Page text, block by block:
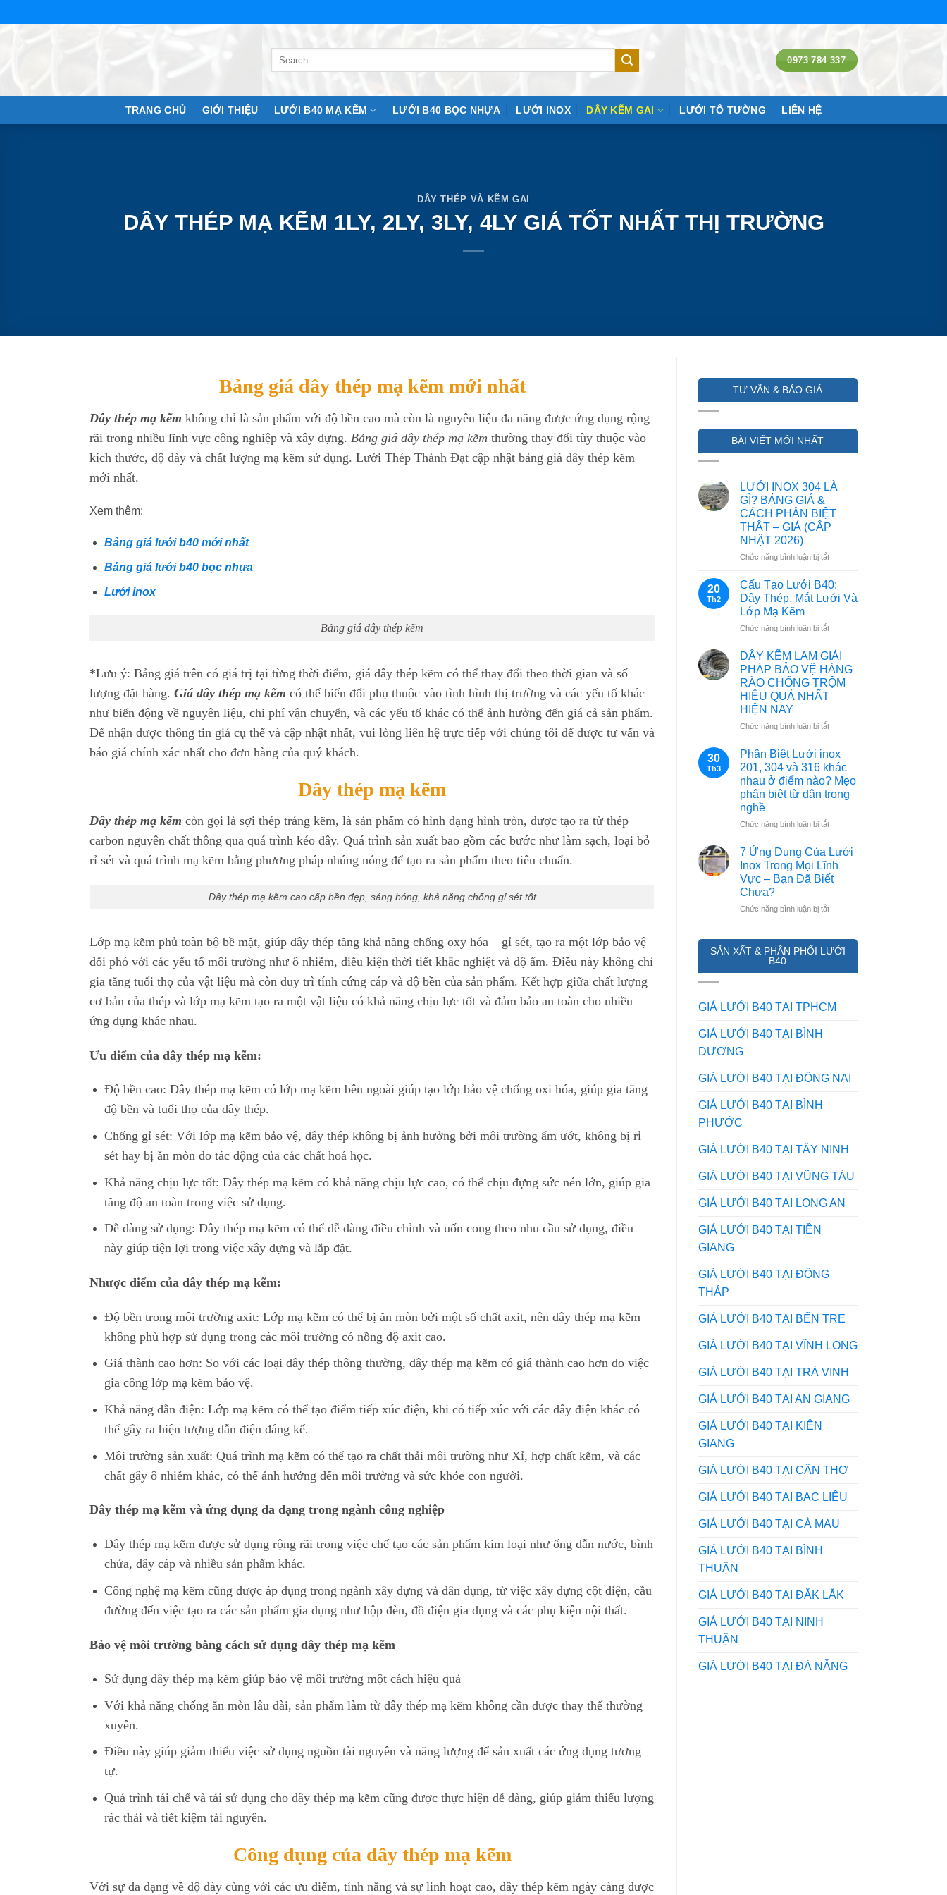
to
0973 784 337
TRANG CHỦ GIỚI THIỆU LƯỚI B40 MẠ KẼM LƯỚI B40 BỌC NHỰA LƯỚI INOX DÂY KẼM GAI LƯỚI TÔ TƯỜNG LIÊN HỆ
DÂY THÉP VÀ KẼM GAI
DÂY THÉP MẠ KẼM 1LY, 2LY, 3LY, 4LY GIÁ TỐT NHẤT THỊ TRƯỜNG
Bảng giá dây thép mạ kẽm mới nhất
Dây thép mạ kẽm không chỉ là sản phẩm với độ bền cao mà còn là nguyên liệu đa năng được ứng dụng rộng
rãi trong nhiều lĩnh vực công nghiệp và xây dựng. Bảng giá dây thép mạ kẽm thường thay đổi tùy thuộc vào
kích thước, độ dày và chất lượng mạ kẽm sử dụng. Lưới Thép Thành Đạt cập nhật bảng giá dây thép kẽm
mới nhất.
Xem thêm:
Bảng giá lưới b40 mới nhất
Bảng giá lưới b40 bọc nhựa
Lưới inox
Bảng giá dây thép kẽm
*Lưu ý: Bảng giá trên có giá trị tại từng thời điểm, giá dây thép kẽm có thể thay đổi theo thời gian và số
lượng đặt hàng. Giá dây thép mạ kẽm có thể biến đổi phụ thuộc vào tình hình thị trường và các yếu tố khác
như biến động về nguyên liệu, chi phí vận chuyển, và các yếu tố khác có thể ảnh hưởng đến giá cả sản phẩm.
Để nhận được thông tin giá cụ thể và cập nhật nhất, vui lòng liên hệ trực tiếp với chúng tôi để được tư vấn và
báo giá chính xác nhất cho đơn hàng của quý khách.
Dây thép mạ kẽm
Dây thép mạ kẽm còn gọi là sợi thép tráng kẽm, là sản phẩm có hình dạng hình tròn, được tạo ra từ thép
carbon nguyên chất thông qua quá trình kéo dây. Quá trình sản xuất bao gồm các bước như làm sạch, loại bỏ
rỉ sét và quá trình mạ kẽm bằng phương pháp nhúng nóng để tạo ra sản phẩm theo tiêu chuẩn.
Dây thép mạ kẽm cao cấp bền đẹp, sáng bóng, khả năng chống gỉ sét tốt
Lớp mạ kẽm phủ toàn bộ bề mặt, giúp dây thép tăng khả năng chống oxy hóa – gỉ sét, tạo ra một lớp bảo vệ
đối phó với các yếu tố môi trường như ô nhiễm, điều kiện thời tiết khắc nghiệt và độ ẩm. Điều này không chỉ
gia tăng tuổi thọ của vật liệu mà còn duy trì tính cứng cáp và độ bền của sản phẩm. Kết hợp giữa chất lượng
cơ bản của thép và lớp mạ kẽm tạo ra một vật liệu có khả năng chịu lực tốt và đảm bảo an toàn cho nhiều
ứng dụng khác nhau.
Ưu điểm của dây thép mạ kẽm:
Độ bền cao: Dây thép mạ kẽm có lớp mạ kẽm bên ngoài giúp tạo lớp bảo vệ chống oxi hóa, giúp gia tăng
độ bền và tuổi thọ của dây thép.
Chống gỉ sét: Với lớp mạ kẽm bảo vệ, dây thép không bị ảnh hưởng bởi môi trường ẩm ướt, không bị rỉ
sét hay bị ăn mòn do tác động của các chất hoá học.
Khả năng chịu lực tốt: Dây thép mạ kẽm có khả năng chịu lực cao, có thể chịu đựng sức nén lớn, giúp gia
tăng độ an toàn trong việc sử dụng.
Dễ dàng sử dụng: Dây thép mạ kẽm có thể dễ dàng điều chỉnh và uốn cong theo nhu cầu sử dụng, điều
này giúp tiện lợi trong việc xây dựng và lắp đặt.
Nhược điểm của dây thép mạ kẽm:
Độ bền trong môi trường axit: Lớp mạ kẽm có thể bị ăn mòn bởi một số chất axit, nên dây thép mạ kẽm
không phù hợp sử dụng trong các môi trường có nồng độ axit cao.
Giá thành cao hơn: So với các loại dây thép thông thường, dây thép mạ kẽm có giá thành cao hơn do việc
gia công lớp mạ kẽm bảo vệ.
Khả năng dẫn điện: Lớp mạ kẽm có thể tạo điểm tiếp xúc điện, khi có tiếp xúc với các dây điện khác có
thể gây ra hiện tượng dẫn điện đáng kể.
Môi trường sản xuất: Quá trình mạ kẽm có thể tạo ra chất thải môi trường như Xỉ, hợp chất kẽm, và các
chất gây ô nhiễm khác, có thể ảnh hưởng đến môi trường và sức khỏe con người.
Dây thép mạ kẽm và ứng dụng đa dạng trong ngành công nghiệp
Dây thép mạ kẽm được sử dụng rộng rãi trong việc chế tạo các sản phẩm kim loại như ống dẫn nước, bình
chứa, dây cáp và nhiều sản phẩm khác.
Công nghệ mạ kẽm cũng được áp dụng trong ngành xây dựng và dân dụng, từ việc xây dựng cột điện, cầu
đường đến việc tạo ra các sản phẩm gia dụng như hộp đèn, đồ điện gia dụng và các phụ kiện nội thất.
Bảo vệ môi trường bằng cách sử dụng dây thép mạ kẽm
Sử dụng dây thép mạ kẽm giúp bảo vệ môi trường một cách hiệu quả
Với khả năng chống ăn mòn lâu dài, sản phẩm làm từ dây thép mạ kẽm không cần được thay thế thường
xuyên.
Điều này giúp giảm thiểu việc sử dụng nguồn tài nguyên và năng lượng để sản xuất các ứng dụng tương
tự.
Quá trình tái chế và tái sử dụng cho dây thép mạ kẽm cũng được thực hiện dễ dàng, giúp giảm thiểu lượng
rác thải và tiết kiệm tài nguyên.
Công dụng của dây thép mạ kẽm
Với sự đa dạng về độ dày cùng với các ưu điểm, tính năng và sự linh hoạt cao, dây thép kẽm ngày càng được
TƯ VẪN & BÁO GIÁ
BÀI VIẾT MỚI NHẤT
LƯỚI INOX 304 LÀ
GÌ? BẢNG GIÁ &
CÁCH PHÂN BIỆT
THẬT – GIẢ (CẬP
NHẬT 2026)
Chức năng bình luận bị tắtở
INOX
304
LÀ
BẢNG
&
CÁCH
PHÂN
BIỆT
GIẢ
2026)
20
Th2
Cấu Tạo Lưới B40:
Dây Thép, Mắt Lưới Và
Lớp Mạ Kẽm
Chức năng bình luận bị tắtở
Tạo
Lưới
B40:
Dây
Lưới
Mạ
Kẽm
DÂY KẼM LAM GIẢI
PHÁP BẢO VỆ HÀNG
RÀO CHỐNG TRỘM
HIỆU QUẢ NHẤT
HIỆN NAY
Chức năng bình luận bị tắtở
LAM
GIẢI
PHÁP
BẢO
HÀNG
CHỐNG
TRỘM
HIỆU
QUẢ
HIỆN
30
Th3
Phân Biệt Lưới inox
201, 304 và 316 khác
nhau ở điểm nào? Mẹo
phân biệt từ dân trong
nghề
Chức năng bình luận bị tắtở
Biệt
Lưới
inox
201,
và
ở
phân
7 Ứng Dụng Của Lưới
Inox Trong Mọi Lĩnh
Vực – Bạn Đã Biết
Chưa?
Chức năng bình luận bị tắtở
Dụng
Của
Mọi
Biết
SẢN XẤT & PHÂN PHỐI LƯỚI
B40
GIÁ LƯỚI B40 TẠI TPHCM
GIÁ LƯỚI B40 TẠI BÌNH
DƯƠNG
GIÁ LƯỚI B40 TẠI ĐỒNG NAI
GIÁ LƯỚI B40 TẠI BÌNH
PHƯỚC
GIÁ LƯỚI B40 TẠI TÂY NINH
GIÁ LƯỚI B40 TẠI VŨNG TÀU
GIÁ LƯỚI B40 TẠI LONG AN
GIÁ LƯỚI B40 TẠI TIỀN
GIANG
GIÁ LƯỚI B40 TẠI ĐỒNG
THÁP
GIÁ LƯỚI B40 TẠI BẾN TRE
GIÁ LƯỚI B40 TẠI VĨNH LONG
GIÁ LƯỚI B40 TẠI TRÀ VINH
GIÁ LƯỚI B40 TẠI AN GIANG
GIÁ LƯỚI B40 TẠI KIÊN
GIANG
GIÁ LƯỚI B40 TẠI CẦN THƠ
GIÁ LƯỚI B40 TẠI BẠC LIÊU
GIÁ LƯỚI B40 TẠI CÀ MAU
GIÁ LƯỚI B40 TẠI BÌNH
THUẬN
GIÁ LƯỚI B40 TẠI ĐẮK LẮK
GIÁ LƯỚI B40 TẠI NINH
THUẬN
GIÁ LƯỚI B40 TẠI ĐÀ NẴNG